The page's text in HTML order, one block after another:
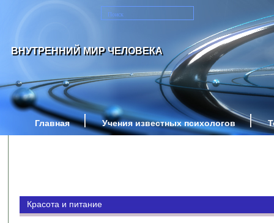
ВНУТРЕННИЙ МИР ЧЕЛОВЕКА
Главная Учения известных психологов
Красота и питание